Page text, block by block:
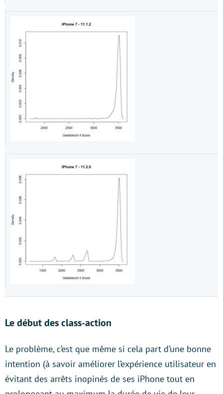
Le début des class-action
Le problème, c’est que même si cela part d’une bonne
intention (à savoir améliorer l’expérience utilisateur en
évitant des arrêts inopinés de ses iPhone tout en